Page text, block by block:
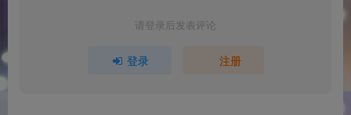
请登录后发表评论
登录 注册